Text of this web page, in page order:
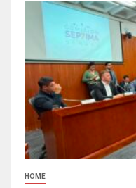
HOME